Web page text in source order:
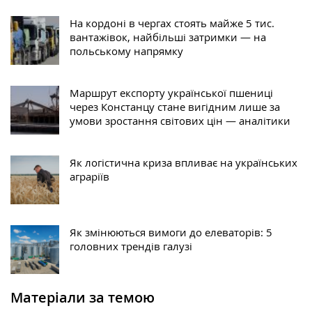
На кордоні в чергах стоять майже 5 тис.
вантажівок, найбільші затримки — на
польському напрямку
Маршрут експорту української пшениці
через Констанцу стане вигідним лише за
умови зростання світових цін — аналітики
Як логістична криза впливає на українських
аграріїв
Як змінюються вимоги до елеваторів: 5
головних трендів галузі
Матеріали за темою